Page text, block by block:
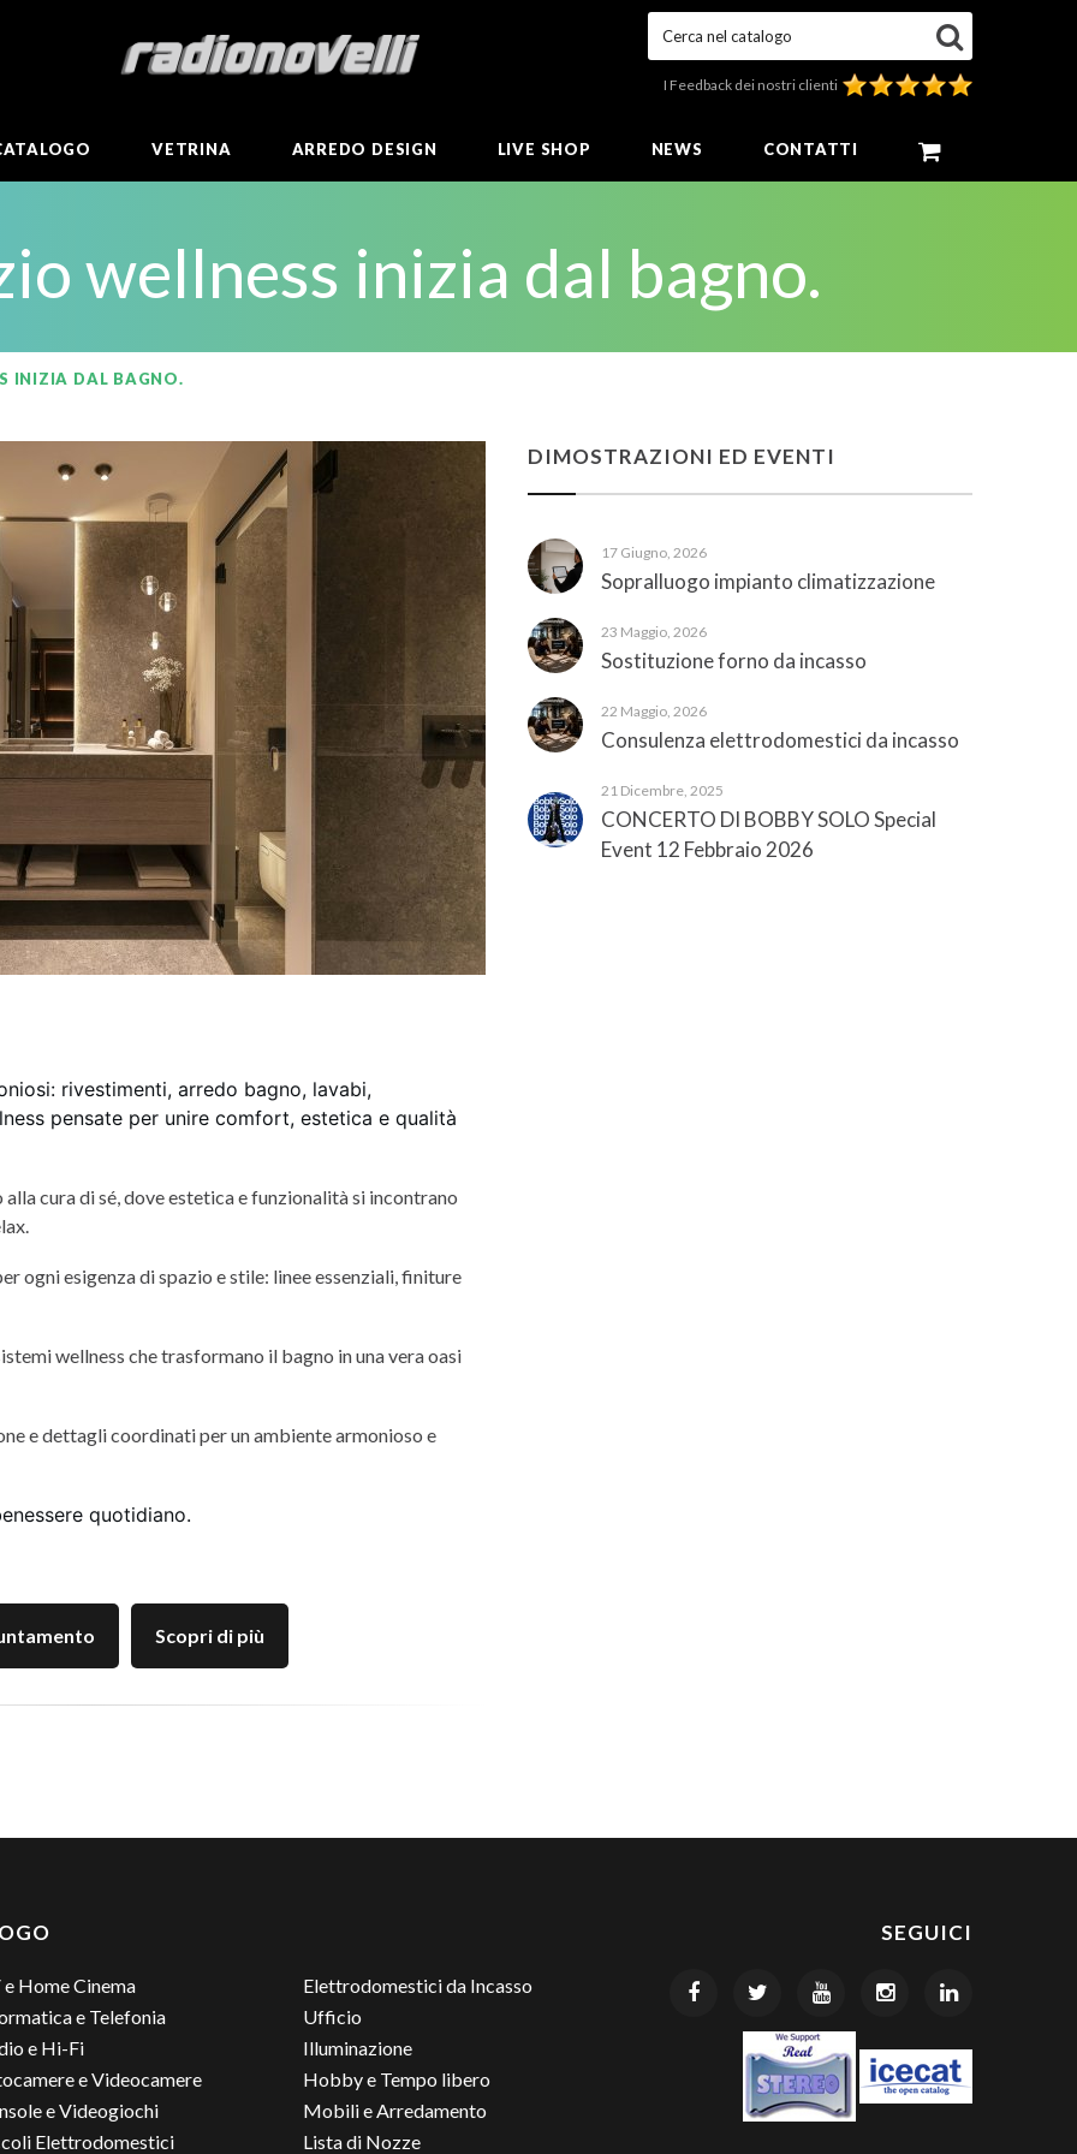
Cerca nel catalogo
I Feedback dei nostri clienti
VETRINA ARREDO DESIGN LIVE SHOP NEWS CONTATTI
wellness inizia dal bagno.
INIZIA DAL BAGNO.
rivestimenti, arredo bagno, lavabi,
pensate per unire comfort, estetica e qualità
cura di sé, dove estetica e funzionalità si incontrano
ogni esigenza di spazio e stile: linee essenziali, finiture
wellness che trasformano il bagno in una vera oasi
e dettagli coordinati per un ambiente armonioso e
quotidiano.
Scopri di più
DIMOSTRAZIONI ED EVENTI
17 Giugno, 2026
Sopralluogo impianto climatizzazione
23 Maggio, 2026
Sostituzione forno da incasso
22 Maggio, 2026
Consulenza elettrodomestici da incasso
21 Dicembre, 2025
CONCERTO DI BOBBY SOLO Special
Event 12 Febbraio 2026
SEGUICI
Home Cinema
e Telefonia
e Hi-Fi
e Videocamere
e Videogiochi
Elettrodomestici
Elettrodomestici da Incasso
Ufficio
Illuminazione
Hobby e Tempo libero
Mobili e Arredamento
Lista di Nozze